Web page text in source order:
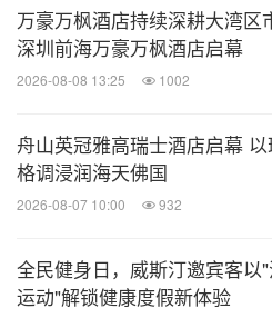
个国家和地区通过直接管理
10,000家酒店、住宅、分时
住宿项目，并拥有横跨奢华
营屡获殊荣的旅行计划——
Bonvoy）。垂询更多信息，
注"万豪国际集团资讯"及"万
微信公众号、官方微博。
万豪万枫酒店持续深耕大湾区
深圳前海万豪万枫酒店启幕
2026-08-08 13:25 1002
舟山英冠雅高瑞士酒店启幕
格调浸润海天佛国
2026-08-07 10:00 932
全民健身日，威斯汀邀宾客以
运动"解锁健康度假新体验